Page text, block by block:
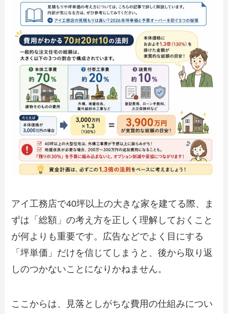
アイ工務店で40坪以上の大きな家を建てる際、ま
ずは「総額」の考え方を正しく理解しておくこと
が何よりも重要です。広告などでよく目にする
「坪単価」だけを信じてしまうと、後から取り返
しのつかないことになりかねません。
ここからは、見落としがちな費用の仕組みについ